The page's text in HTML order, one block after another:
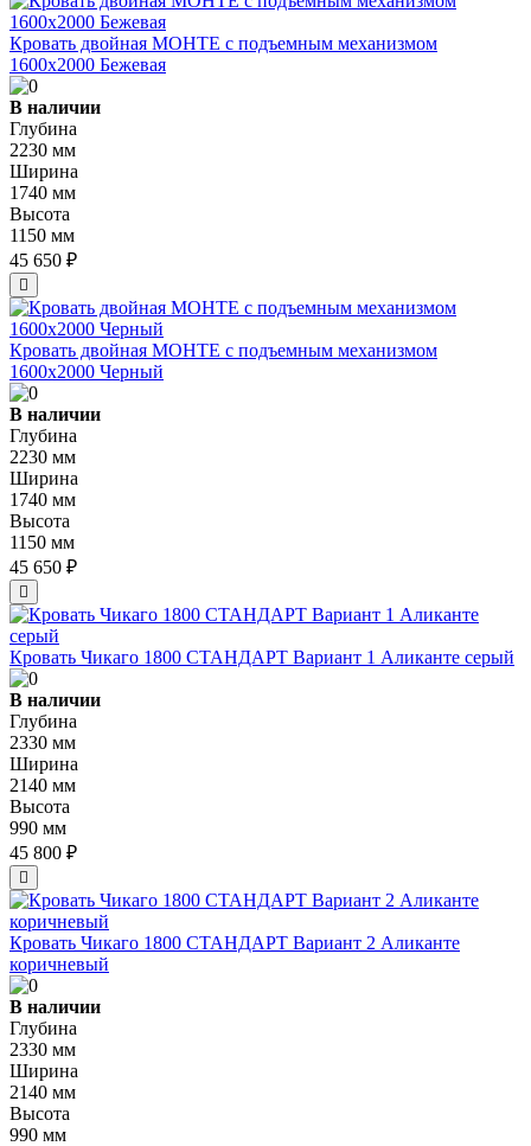
Кровать двойная МОНТЕ с подъемным механизмом
1600х2000 Бежевая
В наличии
Глубина
2230 мм
Ширина
1740 мм
Высота
1150 мм
45 650 ₽
Кровать двойная МОНТЕ с подъемным механизмом
1600х2000 Черный
В наличии
Глубина
2230 мм
Ширина
1740 мм
Высота
1150 мм
45 650 ₽
Кровать Чикаго 1800 СТАНДАРТ Вариант 1 Аликанте серый
В наличии
Глубина
2330 мм
Ширина
2140 мм
Высота
990 мм
45 800 ₽
Кровать Чикаго 1800 СТАНДАРТ Вариант 2 Аликанте
коричневый
В наличии
Глубина
2330 мм
Ширина
2140 мм
Высота
990 мм